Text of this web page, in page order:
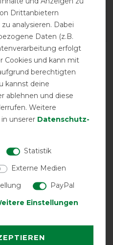
in °C*
Drittanbietern
analysieren. Dabei
Daten (z.B.
erfolgt
Cookies und kann mit
berechtigten
kannst deine
ablehnen und diese
Weitere
unserer Daten­schutz­
Statistik
Externe Medien
PayPal
Einstellungen